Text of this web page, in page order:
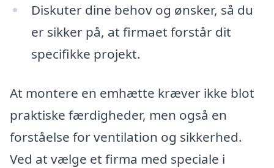
Diskuter dine behov og ønsker, så du
er sikker på, at firmaet forstår dit
specifikke projekt.
At montere en emhætte kræver ikke blot
praktiske færdigheder, men også en
forståelse for ventilation og sikkerhed.
Ved at vælge et firma med speciale i